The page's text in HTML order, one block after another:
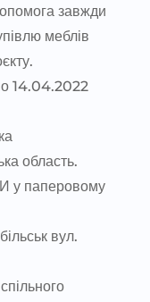
завжди
меблів
14.04.2022
область.
у паперовому
вул.